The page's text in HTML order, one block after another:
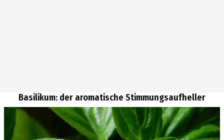
Basilikum: der aromatische Stimmungsaufheller